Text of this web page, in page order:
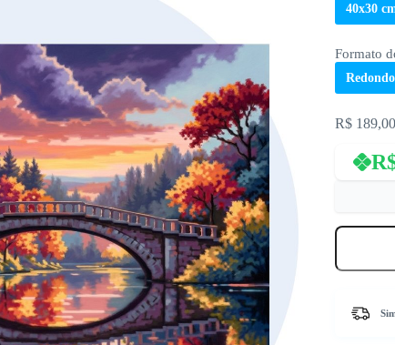
40x30
Formato
R$189,00
Ponte
Outono
Pintura
com